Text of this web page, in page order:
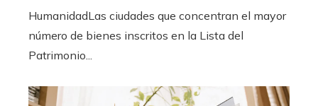
HumanidadLas ciudades que concentran el mayor
número de bienes inscritos en la Lista del
Patrimonio...